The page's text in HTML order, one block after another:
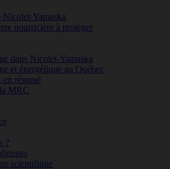
Nicolet-Yamaska
nourricière à protéger
dans Nicolet-Yamaska
et énergétique au Québec
en résumé
MRC
?
scientifique